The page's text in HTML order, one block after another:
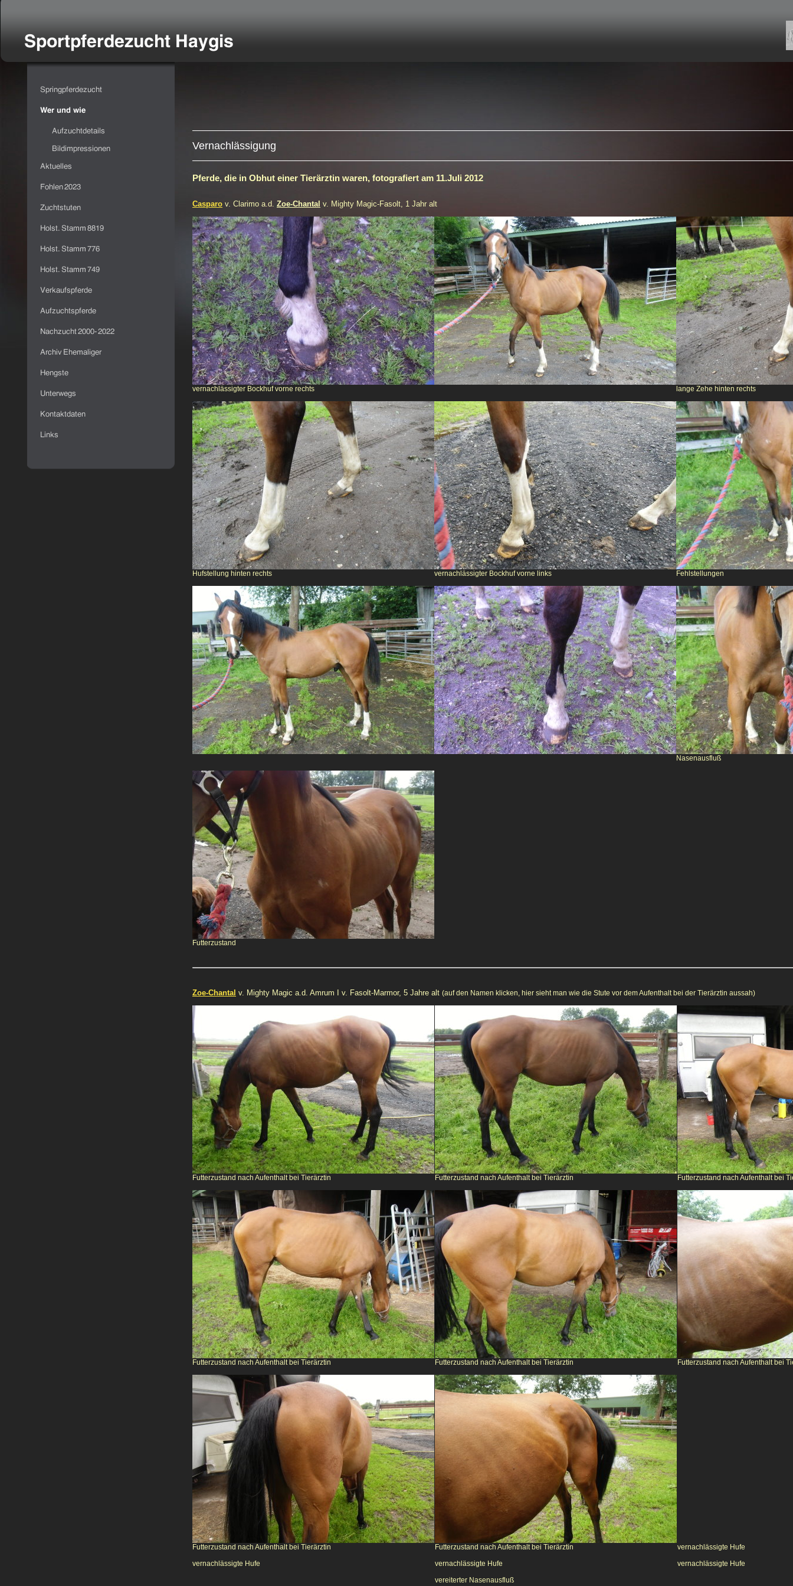
Vernachlässigung
Pferde, die in Obhut einer Tierärztin waren, fotografiert am 11.Juli 2012
Casparo v. Clarimo a.d. Zoe-Chantal v. Mighty Magic-Fasolt, 1 Jahr alt
vernachlässigter Bockhuf vorne rechts lange Zehe hinten rechts
Hufstellung hinten rechts vernachlässigter Bockhuf vorne links Fehlstellungen
Nasenausfluß
Futterzustand
Zoe-Chantal v. Mighty Magic a.d. Amrum I v. Fasolt-Marmor, 5 Jahre alt (auf den Namen klicken, hier sieht man wie die Stute vor dem Aufenthalt bei der Tierärztin aussah)
Futterzustand nach Aufenthalt bei Tierärztin Futterzustand nach Aufenthalt bei Tierärztin Futterzustand nach Aufenthalt bei
Futterzustand nach Aufenthalt bei Tierärztin Futterzustand nach Aufenthalt bei Tierärztin Futterzustand nach Aufenthalt bei
Futterzustand nach Aufenthalt bei Tierärztin Futterzustand nach Aufenthalt bei Tierärztin
vernachlässigte Hufe
vernachlässigte Hufe
vernachlässigte Hufe
vernachlässigte Hufe
vereiterter Nasenausfluß